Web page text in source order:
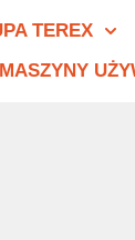
TEREX
MASZYNY